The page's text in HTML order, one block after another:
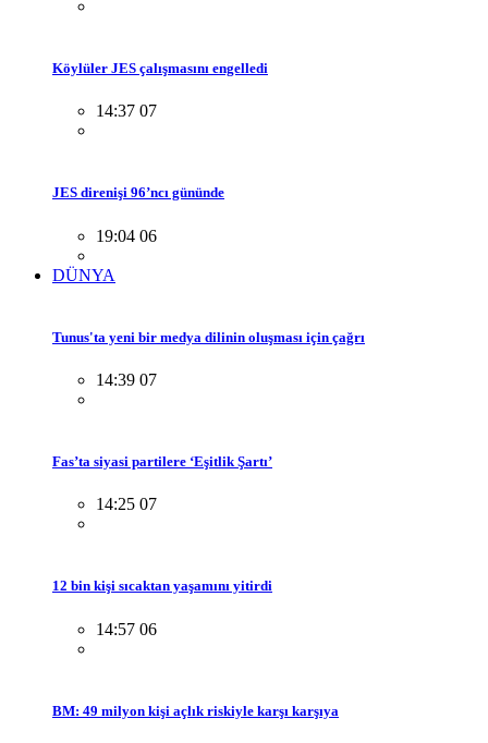
Köylüler JES çalışmasını engelledi
14:37 07
JES direnişi 96’ncı gününde
19:04 06
DÜNYA
Tunus'ta yeni bir medya dilinin oluşması için çağrı
14:39 07
Fas’ta siyasi partilere ‘Eşitlik Şartı’
14:25 07
12 bin kişi sıcaktan yaşamını yitirdi
14:57 06
BM: 49 milyon kişi açlık riskiyle karşı karşıya